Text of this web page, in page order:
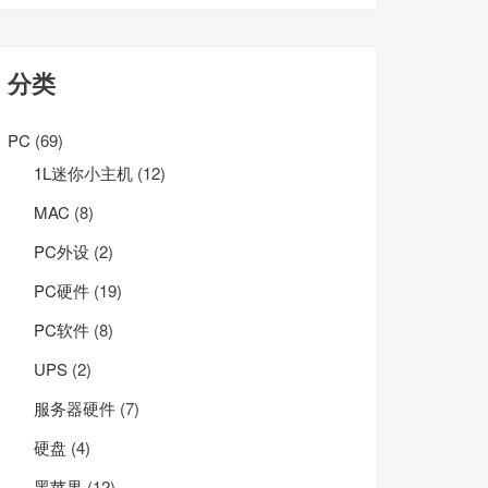
分类
PC (69)
1L迷你小主机 (12)
MAC (8)
PC外设 (2)
PC硬件 (19)
PC软件 (8)
UPS (2)
服务器硬件 (7)
硬盘 (4)